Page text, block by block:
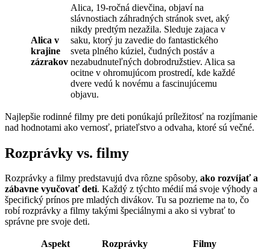
Alica v
krajine
zázrakov
Alica, 19-ročná dievčina, objaví na
slávnostiach záhradných stránok svet, aký
nikdy predtým nezažila. Sleduje zajaca v
saku, ktorý ju zavedie do fantastického
sveta plného kúziel, čudných postáv a
nezabudnuteľných dobrodružstiev. Alica sa
ocitne v ohromujúcom prostredí, kde každé
dvere vedú k novému a fascinujúcemu
objavu.
Najlepšie rodinné filmy pre deti ponúkajú príležitosť na rozjímanie
nad hodnotami ako vernosť, priateľstvo a odvaha, ktoré sú večné.
Rozprávky vs. filmy
Rozprávky a filmy predstavujú dva rôzne spôsoby, ako rozvíjať a
zábavne vyučovať deti. Každý z týchto médií má svoje výhody a
špecifický prínos pre mladých divákov. Tu sa pozrieme na to, čo
robí rozprávky a filmy takými špeciálnymi a ako si vybrať to
správne pre svoje deti.
Aspekt Rozprávky
Filmy